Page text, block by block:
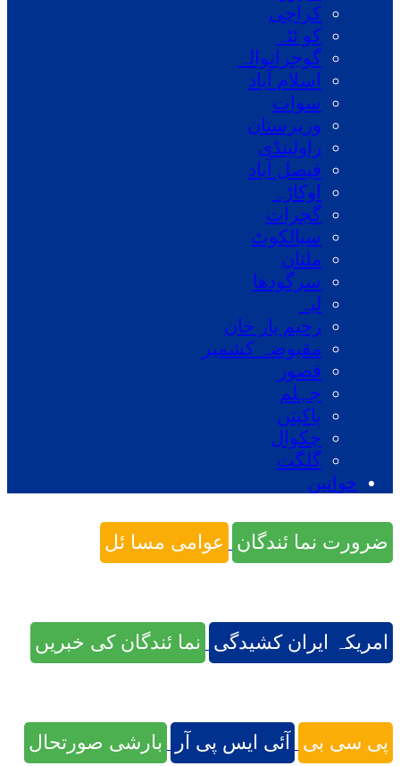
کراچی
کو ئٹہ
گوجرانوالہ
اسلام آباد
سوات
وزیرستان
راولپنڈی
فیصل آباد
اوکاڑہ
گجرات
سیالکوٹ
ملتان
سرگودھا
لیہ
رحیم یار خان
مقبوضہ کشمیر
قصور
جہلم
پاکپتن
چکوال
گلگت
خواتین
ضرورت نما ئندگان عوامی مسا ئل
امریکہ ایران کشیدگی نما ئندگان کی خبریں
پی سی بی آئی ایس پی آر بارشی صورتحال